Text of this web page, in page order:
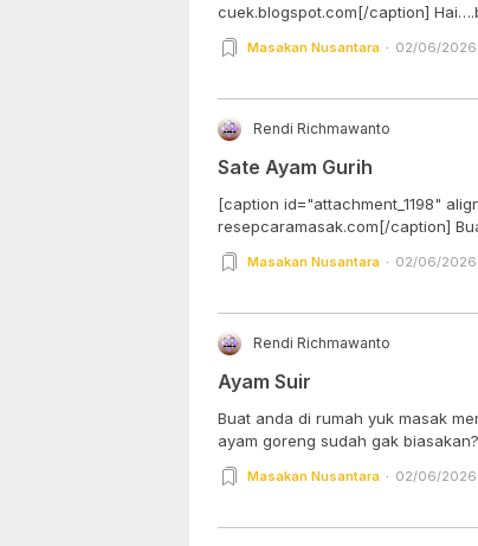
Masakan Nusantara 02/06/2026
Rendi Richmawanto
Sate Ayam Gurih
[caption id="attachment_1198"
Masakan Nusantara 02/06/2026
Rendi Richmawanto
Ayam Suir
Buat anda di rumah yuk masak
ayam goreng sudah gak
Masakan Nusantara 02/06/2026